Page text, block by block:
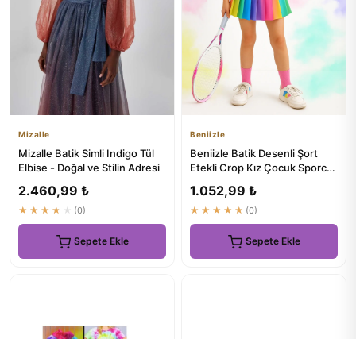
Mizalle
Mizalle Batik Simli Indigo Tül
Elbise - Doğal ve Stilin Adresi
2.460,99 ₺
★★★★★ (0)
Sepete Ekle
Beniizle
Beniizle Batik Desenli Şort
Etekli Crop Kız Çocuk Sporcu
1.052,99 ₺
★★★★★ (0)
Sepete Ekle